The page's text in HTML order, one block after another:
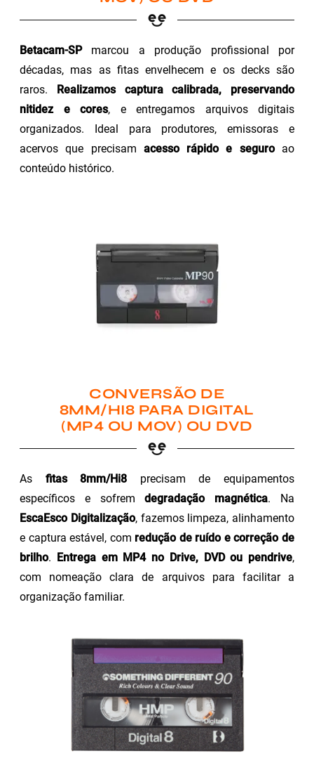
Betacam-SPmarcou a produção profissional por
décadas, mas as fitas envelhecem e os decks são
raros.
Realizamos captura calibrada, preservando
nitidez e cores, e entregamos arquivos digitais
organizados. Ideal para produtores, emissoras e
acervos que precisam acesso rápido e seguroao
conteúdo histórico.
CONVERSÃO DE
8MM/HI8 PARA DIGITAL
(MP4 OU MOV) OU DVD
As fitas 8mm/Hi8 precisam de equipamentos
específicos e sofremdegradação magnética. Na
EscaEsco Digitalização, fazemos limpeza, alinhamento
e captura estável, com redução de ruído e correção de
brilho. Entrega em MP4 no Drive, DVD ou pendrive,
com nomeação clara de arquivos para facilitar a
organização familiar.